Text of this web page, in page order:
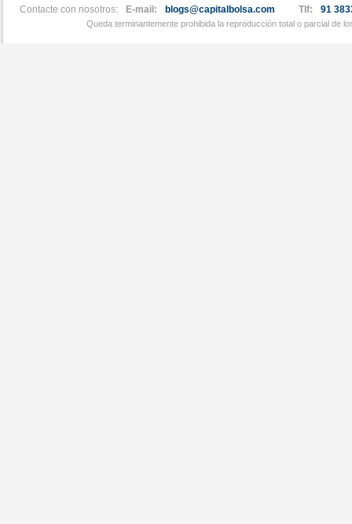
Contacte con nosotros: E-mail: blogs@capitalbolsa.com Tlf: 91
Queda terminantemente prohibida la reproducción total o parcial de